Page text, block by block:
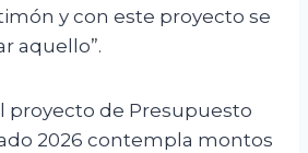
y con este proyecto se
aquello”.
proyecto de Presupuesto
2026 contempla montos